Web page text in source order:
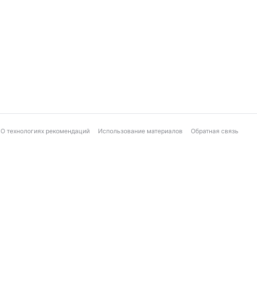
О технологиях рекомендаций Использование материалов Обратная связь